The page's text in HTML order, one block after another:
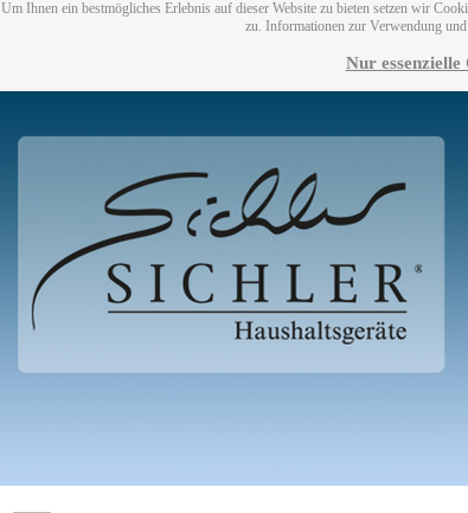
Um Ihnen ein bestmögliches Erlebnis auf dieser Website zu bieten setzen wir
zu. Informationen zur Verwendung
Nur essenzielle